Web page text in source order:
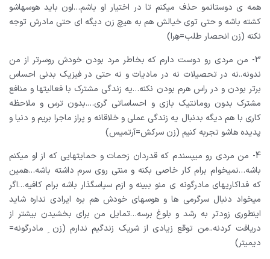
همه ی دوستانمو حذف میکنم تا در اختیار او باشم…اون باید هوسهاشو
کشته باشه و حتی توی خیالش هم به هیچ زن دیگه ای حتی مادرش توجه
نکنه (زن انحصار طلب=هِرا)
3- من مردی رو دوست دارم که بخاطر مرد بودن خودش روسرتر از من
ندونه..نه در تحصیلات نه در مادیات و نه حتی در فیزیک بدنی احساس
برتر بودن و در راس هرم بودن نکنه…یه زندگی مشترک با فعالیتها و منافع
مشترک بدون رومانتیک بازی و احساساتی گری….بدون ترس و ملاحظه
کاری با هم دیگه بدنبال یه زندگی عملی و خلاقانه و پراز ماجرا بریم و دنیا و
پدیده هاشو تجربه کنیم (زن سرکش=آرتمیس)
4- من مردی رو میپسندم که قدردان زحمات و حمایتهایی که از او میکنم
باشه…نمیخوام برام کار خاصی بکنه و منتی روی سرم داشته باشه…همین
که فداکاریهای مادرگونه ی منو ببینه و ازم سپاسگذار باشه برام کافیه…اگر
میخواد دنبال سرگرمی ها و هوسهای خودش هم بره ایرادی نداره شاید
اینطوری زودتر به رشد و بلوغ برسه…تمایل من برای بخشیدن بیشتر از
دریافت کردنه..من توقع زیادی از شریک زندگیم ندارم (زن ِ مادرگونه=
دیمیتر)